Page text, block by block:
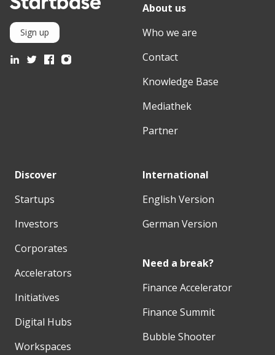
Sign up
About us
Who we are
Contact
Knowledge Base
Mediathek
Partner
Discover
Startups
Investors
Corporates
Accelerators
Initiatives
Digital Hubs
Workspaces
International
English Version
German Version
Need a break?
Finance Accelerator
Finance Summit
Bubble Shooter